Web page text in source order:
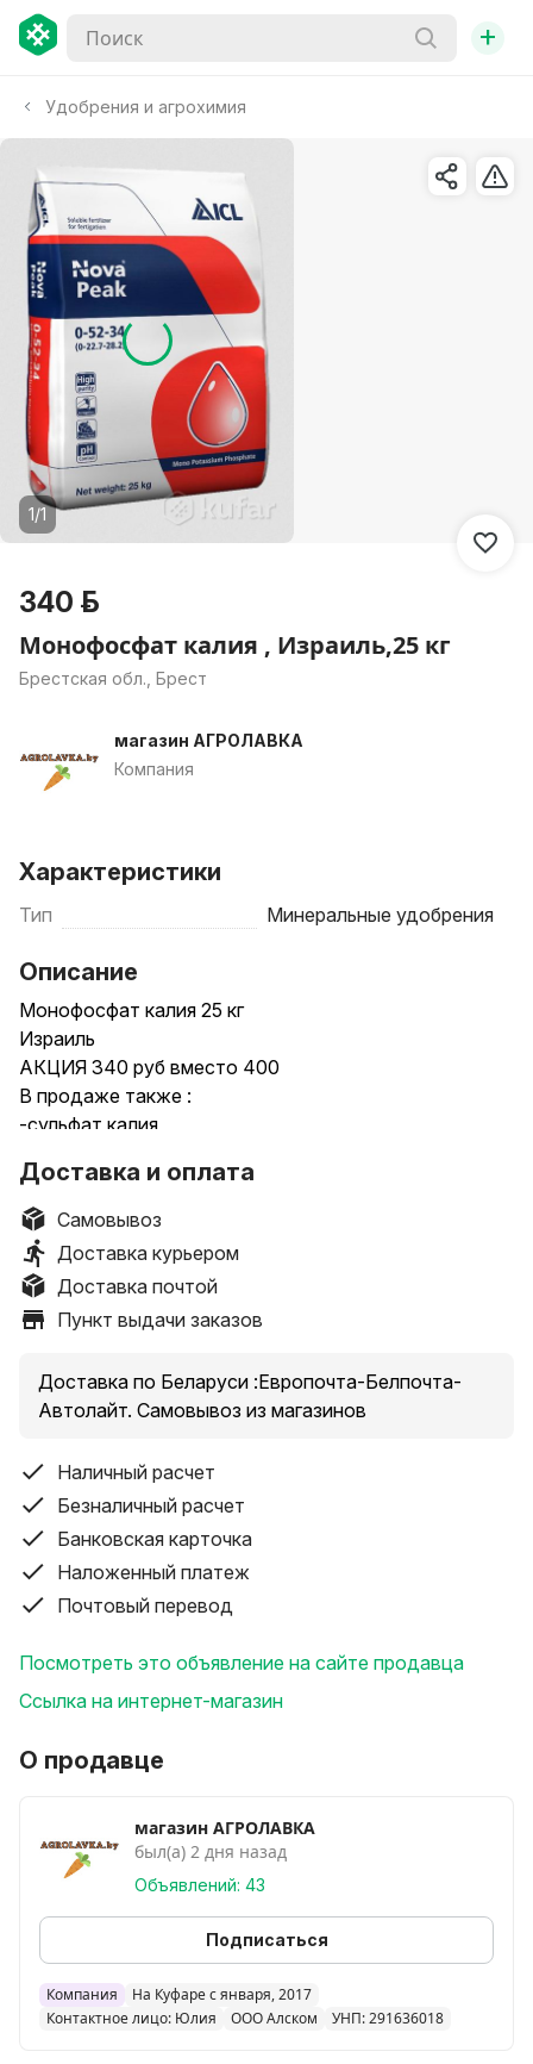
+
Удобрения и агрохимия
1/1
340 р.
Монофосфат калия , Израиль,25 кг
Брестская обл., Брест
магазин АГРОЛАВКА
Компания
Характеристики
Тип Минеральные удобрения
Описание
Монофосфат калия 25 кг
Израиль
АКЦИЯ 340 руб вместо 400
В продаже также :
-сульфат калия
-карбамид
-суперфосфат
- сульфат магния
-комплексные удобрения Еврохим,Кристалон ,Яра
Мила
- и др
-г. Брест,ул.Московская,118
-г.Дрогичин, ул Мелиоративная,61
+375(29)2-848-848
ДОСТАВКА ПО РБ
Минимальная сумма заказа-25 руб
Доставка и оплата
Самовывоз
Доставка курьером
Доставка почтой
Пункт выдачи заказов
Доставка по Беларуси :Европочта-Белпочта-
Автолайт. Самовывоз из магазинов
Наличный расчет
Безналичный расчет
Банковская карточка
Наложенный платеж
Почтовый перевод
Посмотреть это объявление на сайте продавца
Ссылка на интернет-магазин
О продавце
магазин АГРОЛАВКА
был(а) 2 дня назад
Объявлений: 43
Подписаться
Компания
На Куфаре с января, 2017
Контактное лицо: Юлия
ООО Алском УНП: 291636018